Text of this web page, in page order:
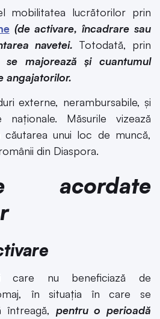
mobilitatea lucrătorilor prin
(de activare, încadrare sau
navetei. Totodată, prin
se majorează și cuantumul
angajatorilor.
externe, nerambursabile, şi
Măsurile vizează
unui loc de muncă,
din Diaspora.
acordate
care nu beneficiază de
în situația în care se
întreagă, pentru o perioadă